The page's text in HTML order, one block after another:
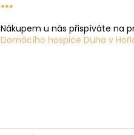
Nákupem u nás přispíváte na
Domácího hospice Duha v